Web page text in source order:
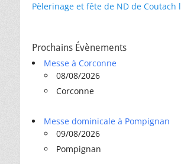
Pèlerinage et fête de ND de Coutach
Prochains Évènements
Messe à Corconne
08/08/2026
Corconne
Messe dominicale à Pompignan
09/08/2026
Pompignan